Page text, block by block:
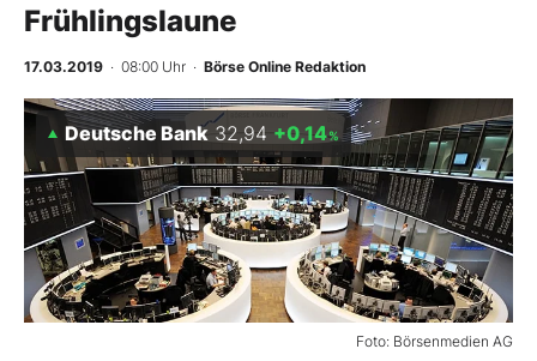
Abo & Shop
BO-Musterdepots
Experten
Mein B:O
Mein Konto
Frühlingslaune
17.03.2019 · 08:00 Uhr · Börse Online Redaktion
Foto: Börsenmedien AG
Deutsche Bank 32,94 +0,14%